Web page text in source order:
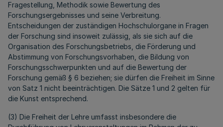
Fragestellung, Methodik sowie Bewertung des
Forschungsergebnisses und seine Verbreitung.
Entscheidungen der zuständigen Hochschulorgane in Fragen
der Forschung sind insoweit zulässig, als sie sich auf die
Organisation des Forschungsbetriebs, die Förderung und
Abstimmung von Forschungsvorhaben, die Bildung von
Forschungsschwerpunkten und auf die Bewertung der
Forschung gemäß § 6 beziehen; sie dürfen die Freiheit im Sinne
von Satz 1 nicht beeinträchtigen. Die Sätze 1 und 2 gelten für
die Kunst entsprechend.
(3) Die Freiheit der Lehre umfasst insbesondere die